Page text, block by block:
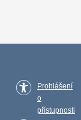
Prohlášení
o
přístupnosti